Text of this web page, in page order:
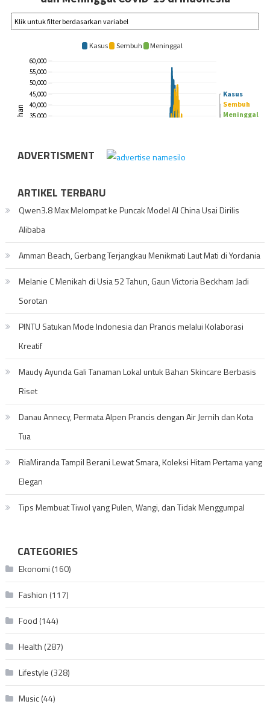
ADVERTISMENT
ARTIKEL TERBARU
Qwen3.8 Max Melompat ke Puncak Model AI China Usai Dirilis
Alibaba
Amman Beach, Gerbang Terjangkau Menikmati Laut Mati di Yordania
Melanie C Menikah di Usia 52 Tahun, Gaun Victoria Beckham Jadi
Sorotan
PINTU Satukan Mode Indonesia dan Prancis melalui Kolaborasi
Kreatif
Maudy Ayunda Gali Tanaman Lokal untuk Bahan Skincare Berbasis
Riset
Danau Annecy, Permata Alpen Prancis dengan Air Jernih dan Kota
Tua
RiaMiranda Tampil Berani Lewat Smara, Koleksi Hitam Pertama yang
Elegan
Tips Membuat Tiwol yang Pulen, Wangi, dan Tidak Menggumpal
CATEGORIES
Ekonomi (160)
Fashion (117)
Food (144)
Health (287)
Lifestyle (328)
Music(44)